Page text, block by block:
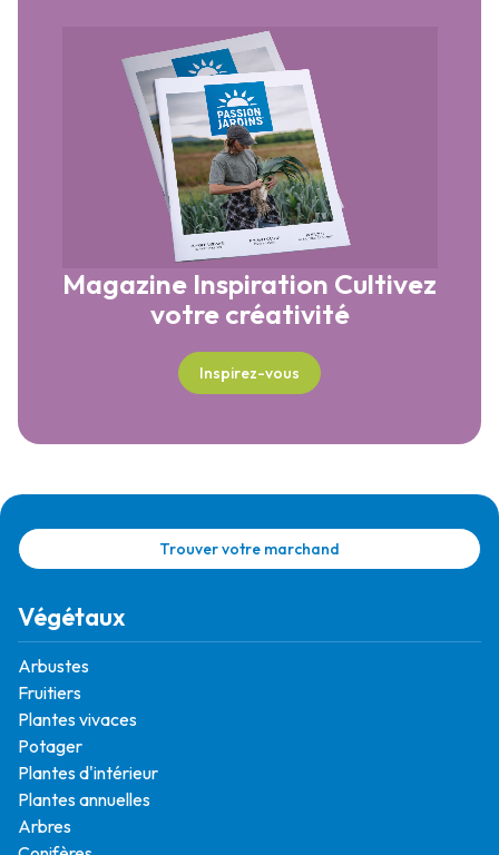
Magazine Inspiration Cultivez
votre créativité
Inspirez-vous
Trouver votre marchand
Végétaux
Arbustes
Fruitiers
Plantes vivaces
Potager
Plantes d'intérieur
Plantes annuelles
Arbres